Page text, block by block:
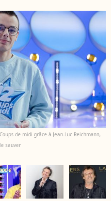
de midi grâce à Jean-Luc Reichmann,
sauver